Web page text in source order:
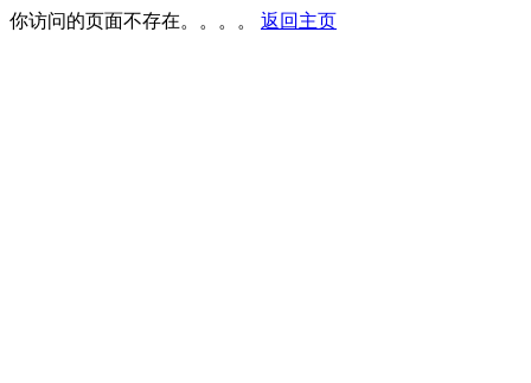
你访问的页面不存在。。。。 返回主页